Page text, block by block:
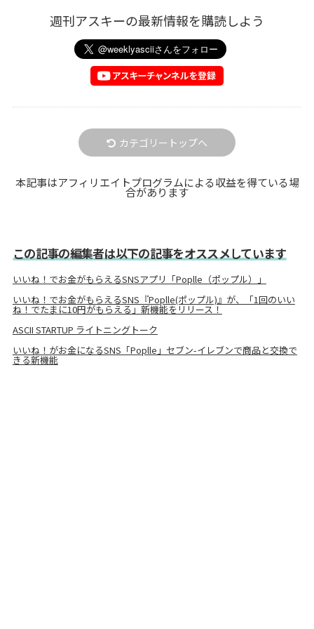
週刊アスキーの最新情報を購読しよう
カテゴリートップへ
本記事はアフィリエイトプログラムによる収益を得ている場
合があります
この記事の編集者は以下の記事をオススメしています
いいね！でお金がもらえるSNSアプリ「Poplle（ポップル）」
いいね！でお金がもらえるSNS『Poplle(ポップル)』が、「1回のいい
ね！でたまに10円がもらえる」新機能をリリース！
ASCII STARTUP ライトニングトーク
いいね！がお金になるSNS「Poplle」セブン-イレブンで商品と交換で
きる新機能